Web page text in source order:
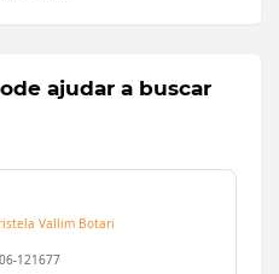
ajudar a buscar
Vallim Botari
06-121677